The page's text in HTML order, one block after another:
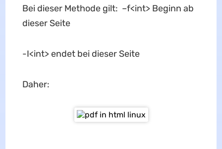
Bei dieser Methode gilt: –f<int> Beginn ab
dieser Seite
-I<int> endet bei dieser Seite
Daher: